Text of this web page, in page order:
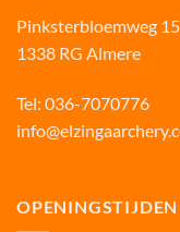
Pinksterbloemweg
1338 RG Almere
Tel: 036-7070776